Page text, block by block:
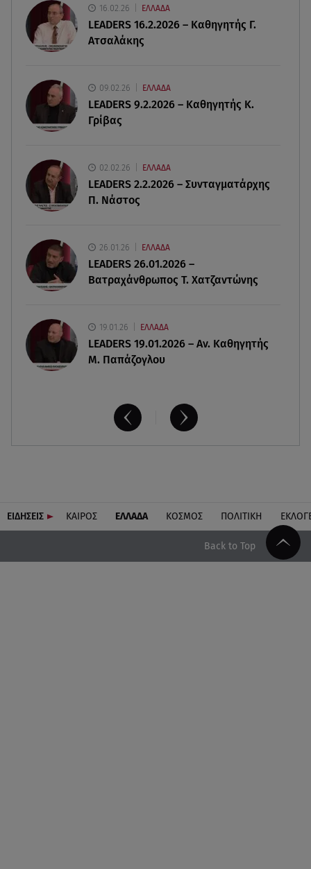
Άκης Παυλόπουλος: Η τρυφερή εξομολόγηση
της συζύγου του, Ελένης Φωτοπούλου
ο ρόλος του «συνδέσμου»
06.08.26 , 20:16
06.08.26 , 20:04
Σαμοθράκη: Συγκλονιστική διάσωση 15χρονης
από δύσβατο φαράγγι
06.08.26 , 19:44
Πότε δεν επιβάλλεται φόρος κληρονομιάς σε
τραπεζικές καταθέσεις
16.02.26 ΕΛΛΑΔΑ
LEADERS 16.2.2026 – Καθηγητής Γ.
Ατσαλάκης
09.02.26 ΕΛΛΑΔΑ
LEADERS 9.2.2026 – Καθηγητής Κ.
Γρίβας
02.02.26 ΕΛΛΑΔΑ
LEADERS 2.2.2026 – Συνταγματάρχης
Π. Νάστος
26.01.26 ΕΛΛΑΔΑ
LEADERS 26.01.2026 –
Βατραχάνθρωπος Τ. Χατζαντώνης
19.01.26 ΕΛΛΑΔΑ
LEADERS 19.01.2026 – Αν. Καθηγητής
Μ. Παπάζογλου
ΕΙΔΗΣΕΙΣ ΚΑΙΡΟΣ ΕΛΛΑΔΑ ΚΟΣΜΟΣ ΠΟΛΙΤΙΚΗ
Back to Top